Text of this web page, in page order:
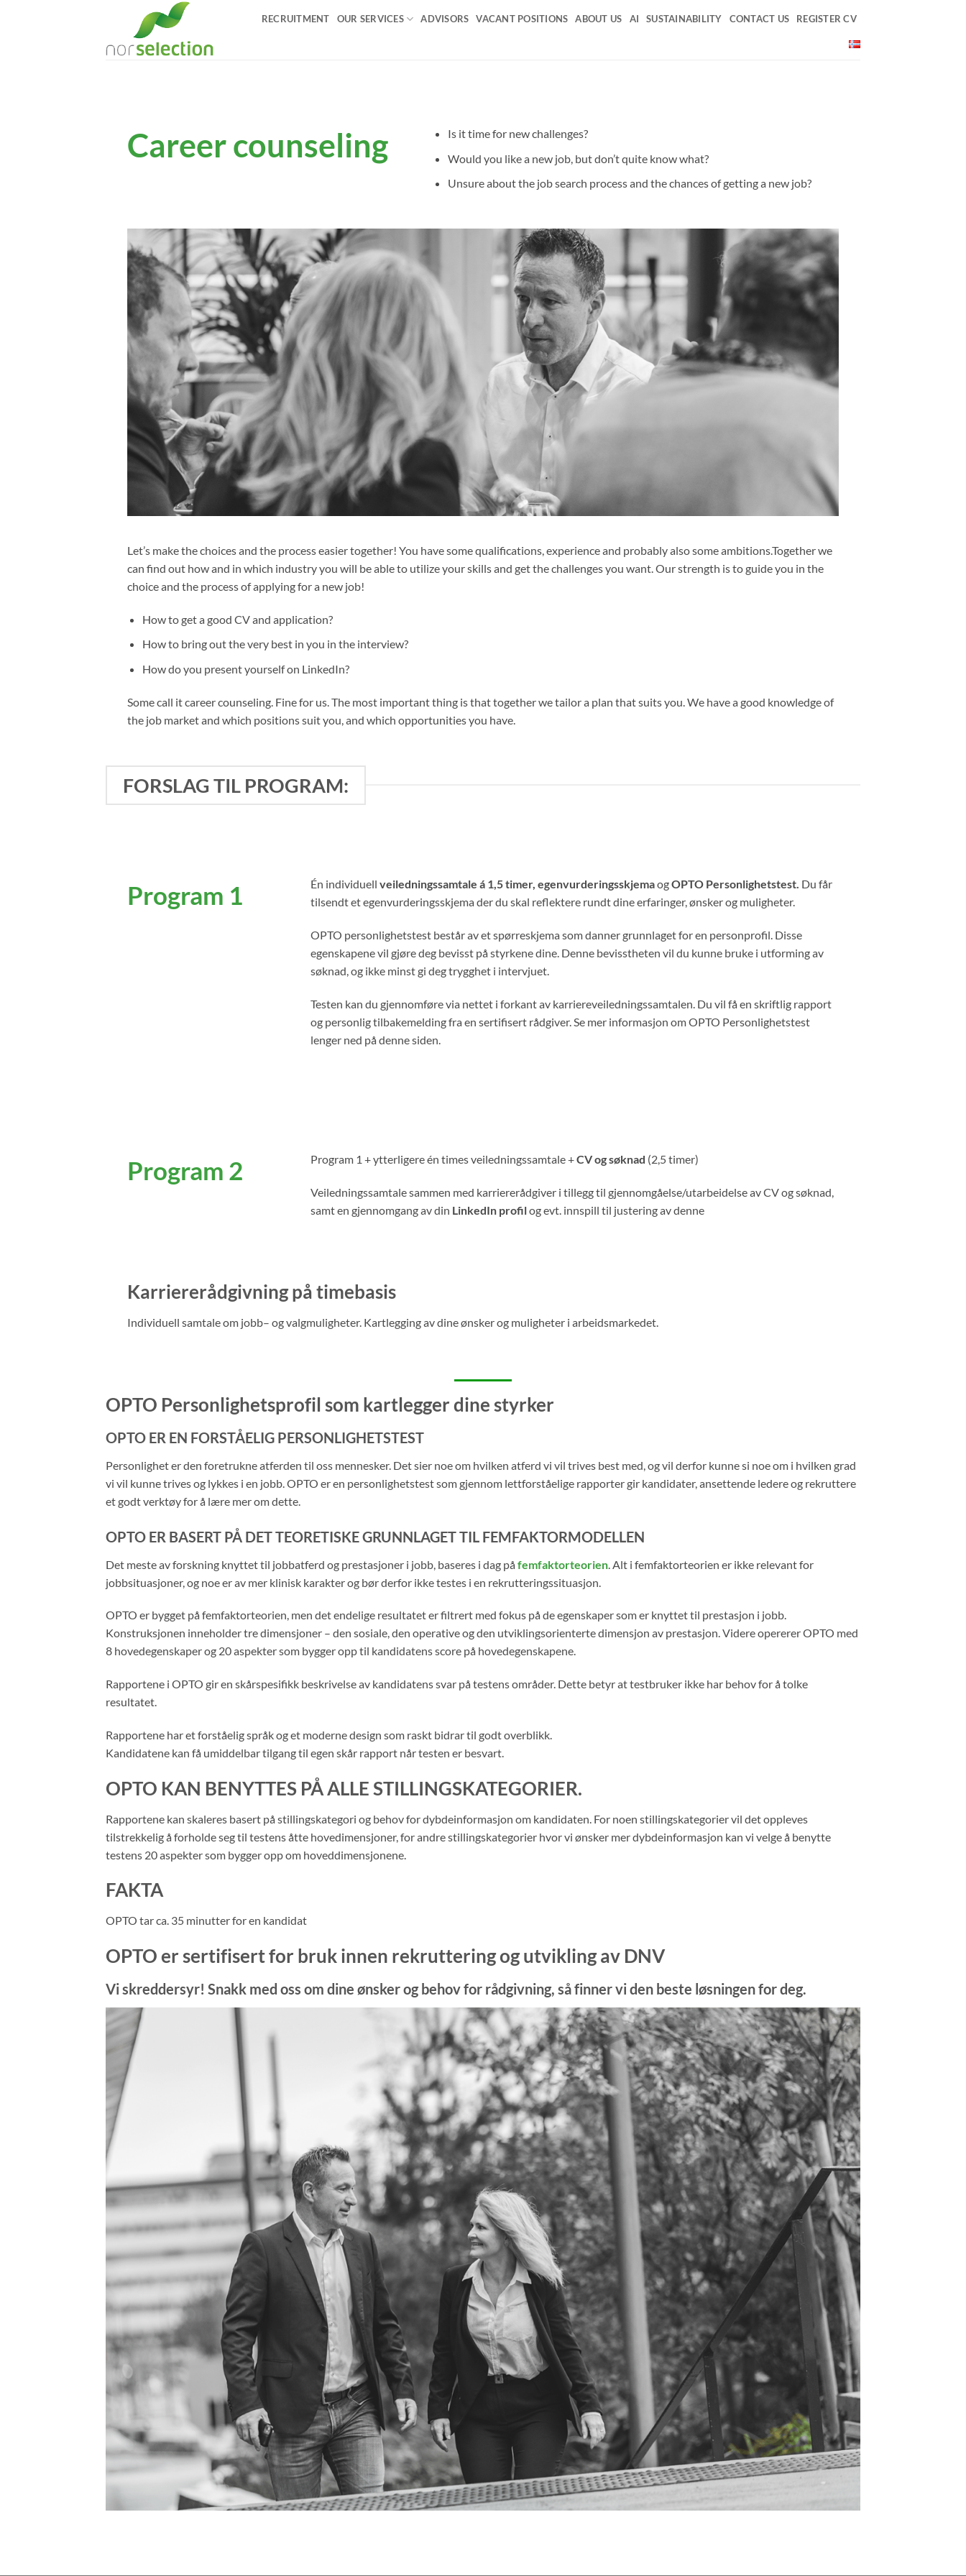
RECRUITMENT OUR SERVICES ADVISORS VACANT POSITIONS ABOUT US AI SUSTAINABILITY CONTACT US REGISTER CV
Career counseling
Is it time for new challenges?
Would you like a new job, but don’t quite know what?
Unsure about the job search process and the chances of getting a new job?
Let’s make the choices and the process easier together! You have some qualifications, experience and probably also some ambitions.Together we
can find out how and in which industry you will be able to utilize your skills and get the challenges you want. Our strength is to guide you in the
choice and the process of applying for a new job!
How to get a good CV and application?
How to bring out the very best in you in the interview?
How do you present yourself on LinkedIn?
Some call it career counseling. Fine for us. The most important thing is that together we tailor a plan that suits you. We have a good knowledge of
the job market and which positions suit you, and which opportunities you have.
FORSLAG TIL PROGRAM:
Program 1 Én individuell veiledningssamtale á 1,5 timer, egenvurderingsskjemaogOPTO Personlighetstest. Du får
tilsendt et egenvurderingsskjema der du skal reflektere rundt dine erfaringer, ønsker og muligheter.
OPTO personlighetstest består av et spørreskjema som danner grunnlaget for en personprofil. Disse
egenskapene vil gjøre deg bevisst på styrkene dine. Denne bevisstheten vil du kunne bruke i utforming av
søknad, og ikke minst gi deg trygghet i intervjuet.
Testen kan du gjennomføre via nettet i forkant av karriereveiledningssamtalen. Du vil få en skriftlig rapport
og personlig tilbakemelding fra en sertifisert rådgiver. Se mer informasjon om OPTO Personlighetstest
lenger ned på denne siden.
Program 2 Program 1 + ytterligere én times veiledningssamtale +CV og søknad (2,5 timer)
Veiledningssamtale sammen med karriererådgiver i tillegg til gjennomgåelse/utarbeidelse av CV og søknad,
samt en gjennomgang av din LinkedIn profilog evt. innspill til justering av denne
Karriererådgivning på timebasis
Individuell samtale om jobb– og valgmuligheter. Kartlegging av dine ønsker og muligheter i arbeidsmarkedet.
OPTO Personlighetsprofil som kartlegger dine styrker
OPTO ER EN FORSTÅELIG PERSONLIGHETSTEST
Personlighet er den foretrukne atferden til oss mennesker. Det sier noe om hvilken atferd vi vil trives best med, og vil derfor kunne si noe om i hvilken grad
vi vil kunne trives og lykkes i en jobb. OPTO er en personlighetstest som gjennom lettforståelige rapporter gir kandidater, ansettende ledere og rekruttere
et godt verktøy for å lære mer om dette.
OPTO ER BASERT PÅ DET TEORETISKE GRUNNLAGET TIL FEMFAKTORMODELLEN
Det meste av forskning knyttet til jobbatferd og prestasjoner i jobb, baseres i dag på femfaktorteorien . Alt i femfaktorteorien er ikke relevant for
jobbsituasjoner, og noe er av mer klinisk karakter og bør derfor ikke testes i en rekrutteringssituasjon.
OPTO er bygget på femfaktorteorien, men det endelige resultatet er filtrert med fokus på de egenskaper som er knyttet til prestasjon i jobb.
Konstruksjonen inneholder tre dimensjoner – den sosiale, den operative og den utviklingsorienterte dimensjon av prestasjon. Videre opererer OPTO med
8 hovedegenskaper og 20 aspekter som bygger opp til kandidatens score på hovedegenskapene.
Rapportene i OPTO gir en skårspesifikk beskrivelse av kandidatens svar på testens områder. Dette betyr at testbruker ikke har behov for å tolke
resultatet.
Rapportene har et forståelig språk og et moderne design som raskt bidrar til godt overblikk.
Kandidatene kan få umiddelbar tilgang til egen skår rapport når testen er besvart.
OPTO KAN BENYTTES PÅ ALLE STILLINGSKATEGORIER.
Rapportene kan skaleres basert på stillingskategori og behov for dybdeinformasjon om kandidaten. For noen stillingskategorier vil det oppleves
tilstrekkelig å forholde seg til testens åtte hovedimensjoner, for andre stillingskategorier hvor vi ønsker mer dybdeinformasjon kan vi velge å benytte
testens 20 aspekter som bygger opp om hoveddimensjonene.
FAKTA
OPTO tar ca. 35 minutter for en kandidat
OPTO er sertifisert for bruk innen rekruttering og utvikling av DNV
Vi skreddersyr! Snakk med oss om dine ønsker og behov for rådgivning, så finner vi den beste løsningen for deg.